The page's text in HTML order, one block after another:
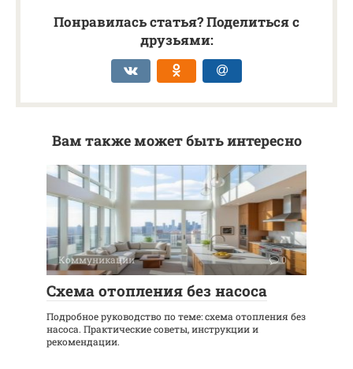
Понравилась статья? Поделиться с
друзьями:
Вам также может быть интересно
Коммуникации 0
Схема отопления без насоса
Подробное руководство по теме: схема отопления без
насоса. Практические советы, инструкции и
рекомендации.